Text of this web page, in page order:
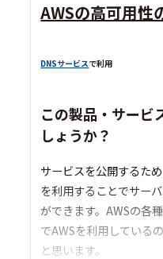
AWSの高可用性
DNSサービスで利用
この製品・サービ
しょうか？
サービスを公開するた
を利用することでサー
ができます。AWSの各
でAWSを利用している
と思います。